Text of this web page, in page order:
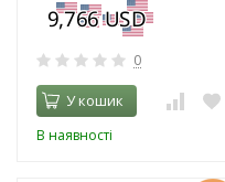
0
У кошик
В наявності